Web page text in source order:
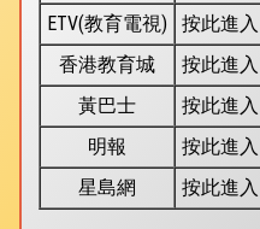
ETV(教育電視)
按此進入
香港教育城
按此進入
黃巴士
按此進入
明報
按此進入
星島網
按此進入